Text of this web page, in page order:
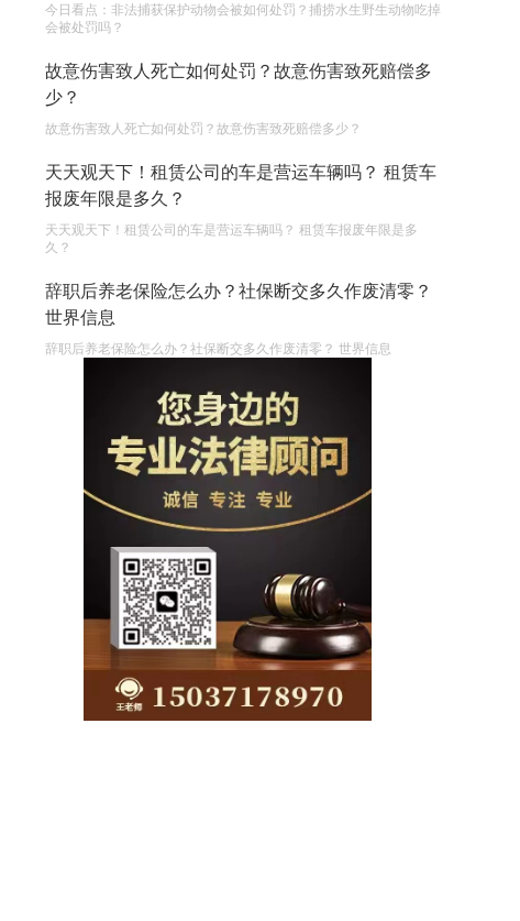
今日看点：非法捕获保护动物会被如何处罚？捕捞水生野生动物吃掉
会被处罚吗？
故意伤害致人死亡如何处罚？故意伤害致死赔偿多
少？
故意伤害致人死亡如何处罚？故意伤害致死赔偿多少？
天天观天下！租赁公司的车是营运车辆吗？ 租赁车
报废年限是多久？
天天观天下！租赁公司的车是营运车辆吗？ 租赁车报废年限是多
久？
辞职后养老保险怎么办？社保断交多久作废清零？
世界信息
辞职后养老保险怎么办？社保断交多久作废清零？ 世界信息